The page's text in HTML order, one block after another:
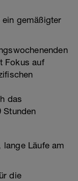
gemäßigter
Fokus auf
das
Stunden
Läufe am
die